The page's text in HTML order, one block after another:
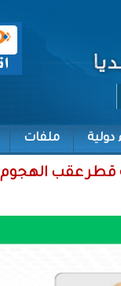
دولية ملفات
قطر عقب الهجوم